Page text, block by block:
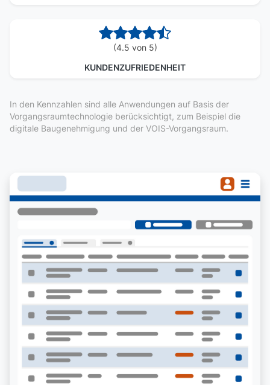
(4.5 von 5)
KUNDENZUFRIEDENHEIT
In den Kennzahlen sind alle Anwendungen auf Basis der
Vorgangsraumtechnologie berücksichtigt, zum Beispiel die
digitale Baugenehmigung und der VOIS-Vorgangsraum.